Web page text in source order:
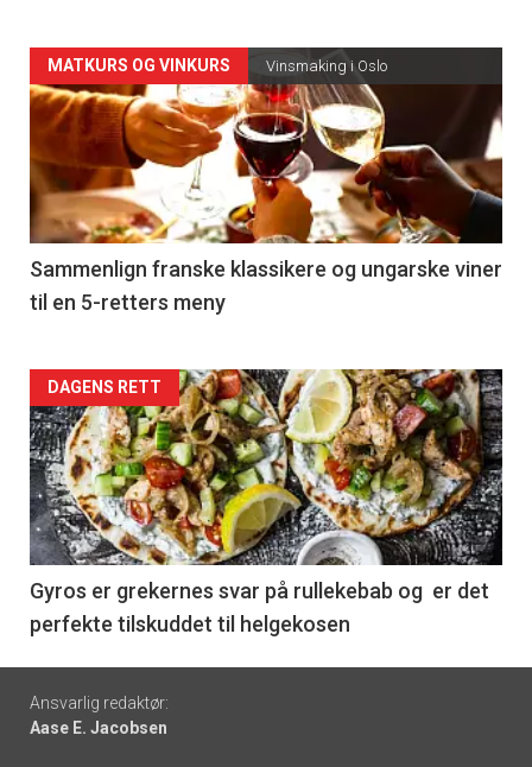
Forsiden
akkurat
nå
-
5
MATKURS OG VINKURS Vinsmaking i Oslo
Sammenlign franske klassikere og ungarske viner
til en 5-retters meny
Forsiden
akkurat
nå
-
6
DAGENS RETT
Gyros er grekernes svar på rullekebab og er det
perfekte tilskuddet til helgekosen
Footer
-
Ansvarlig redaktør:
Aase E. Jacobsen